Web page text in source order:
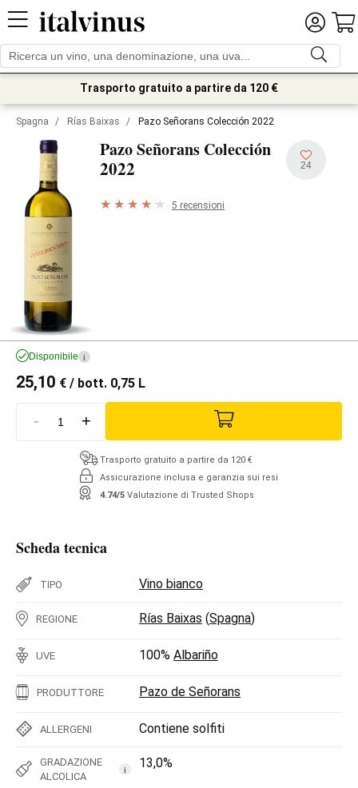
Trasporto gratuito a partire da 120 €
Spagna / Rías Baixas / Pazo Señorans Colección 2022
Pazo Señorans Colección
2022 24
5 recensioni
Disponibile i
25,10 € / bott. 0,75 L
- +
Trasporto gratuito a partire da 120 €
Assicurazione inclusa e garanzia sui resi
4.74/5 Valutazione di Trusted Shops
Scheda tecnica
TIPO Vino bianco
REGIONE Rías Baixas (Spagna)
UVE 100% Albariño
PRODUTTORE Pazo de Señorans
ALLERGENI Contiene solfiti
GRADAZIONE
ALCOLICA
i 13,0%